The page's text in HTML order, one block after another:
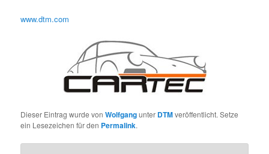
www.dtm.com
Dieser Eintrag wurde vonWolfgangunter DTMveröffentlicht. Setze
ein Lesezeichen für den Permalink.